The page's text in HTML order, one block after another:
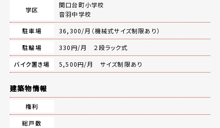
学区
関口台町小学校
音羽中学校
駐車場
36,300/月（機械式サイズ制限あり）
駐輪場
330円/月 ２段ラック式
バイク置き場
5,500円/月 サイズ制限あり
建築物情報
権利
総戸数